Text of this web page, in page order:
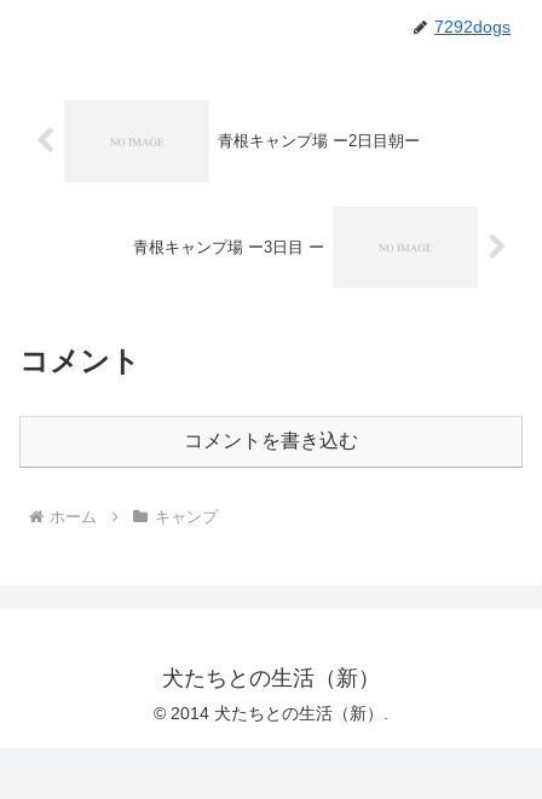
7292dogs
青根キャンプ場 ー2日目朝ー
青根キャンプ場 ー3日目 ー
コメント
コメントを書き込む
ホーム キャンプ
犬たちとの生活（新）
© 2014 犬たちとの生活（新）.